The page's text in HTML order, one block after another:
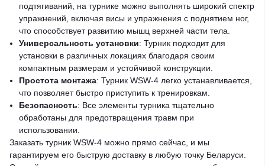
подтягиваний, на турнике можно выполнять широкий спектр
упражнений, включая висы и упражнения с поднятием ног,
что способствует развитию мышц верхней части тела.
Универсальность установки: Турник подходит для
установки в различных локациях благодаря своим
компактным размерам и устойчивой конструкции.
Простота монтажа: Турник WSW-4 легко устанавливается,
что позволяет быстро приступить к тренировкам.
Безопасность: Все элементы турника тщательно
обработаны для предотвращения травм при
использовании.
Заказать турник WSW-4 можно прямо сейчас, и мы
гарантируем его быструю доставку в любую точку Беларуси.